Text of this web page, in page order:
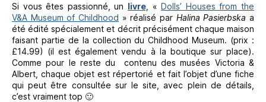
Si vous êtes passionné, un livre, «Dolls’ Houses from the
V&A Museum of Childhood » réalisé par Halina Pasierbska a
été édité spécialement et décrit précisément chaque maison
faisant partie de la collection du Childhood Museum. (prix :
£14.99) (il est également vendu à la boutique sur place).
Comme pour le reste du contenu des musées Victoria &
Albert, chaque objet est répertorié et fait l’objet d’une fiche
qui peut être consultée sur le site, avec plein de détails,
c’est vraiment top 🙂